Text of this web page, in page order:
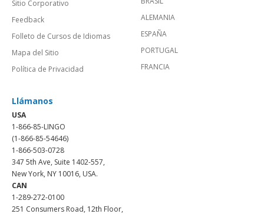
Sitio Corporativo
Feedback
Folleto de Cursos de Idiomas
Mapa del Sitio
Política de Privacidad
ALEMANIA
ESPAÑA
PORTUGAL
FRANCIA
Llámanos
USA
1-866-85-LINGO
(1-866-85-54646)
1-866-503-0728
347 5th Ave, Suite 1402-557,
New York, NY 10016, USA.
CAN
1-289-272-0100
251 Consumers Road, 12th Floor,